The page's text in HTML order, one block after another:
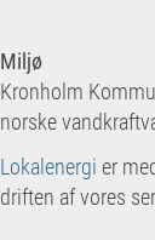
Miljø
Kronholm
norske
Lokalenergi er
driften af vores